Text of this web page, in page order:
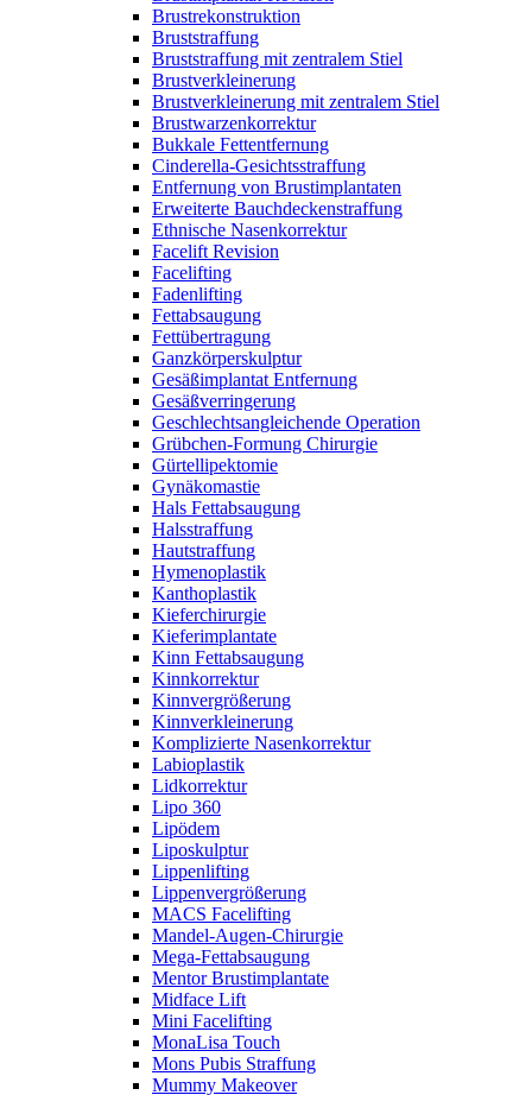
Brustrekonstruktion
Bruststraffung
Bruststraffung mit zentralem Stiel
Brustverkleinerung
Brustverkleinerung mit zentralem Stiel
Brustwarzenkorrektur
Bukkale Fettentfernung
Cinderella-Gesichtsstraffung
Entfernung von Brustimplantaten
Erweiterte Bauchdeckenstraffung
Ethnische Nasenkorrektur
Facelift Revision
Facelifting
Fadenlifting
Fettabsaugung
Fettübertragung
Ganzkörperskulptur
Gesäßimplantat Entfernung
Gesäßverringerung
Geschlechtsangleichende Operation
Grübchen-Formung Chirurgie
Gürtellipektomie
Gynäkomastie
Hals Fettabsaugung
Halsstraffung
Hautstraffung
Hymenoplastik
Kanthoplastik
Kieferchirurgie
Kieferimplantate
Kinn Fettabsaugung
Kinnkorrektur
Kinnvergrößerung
Kinnverkleinerung
Komplizierte Nasenkorrektur
Labioplastik
Lidkorrektur
Lipo 360
Lipödem
Liposkulptur
Lippenlifting
Lippenvergrößerung
MACS Facelifting
Mandel-Augen-Chirurgie
Mega-Fettabsaugung
Mentor Brustimplantate
Midface Lift
Mini Facelifting
MonaLisa Touch
Mons Pubis Straffung
Mummy Makeover